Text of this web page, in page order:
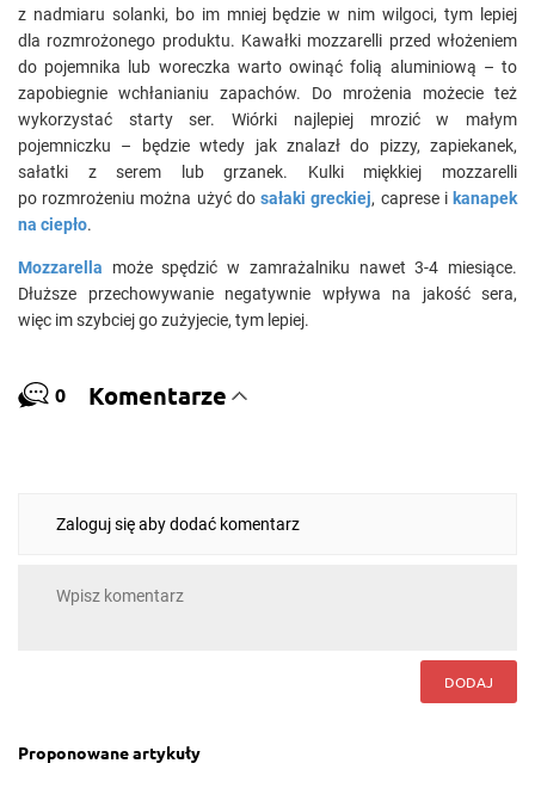
z nadmiaru solanki, bo im mniej będzie w nim wilgoci, tym lepiej
dla rozmrożonego produktu. Kawałki mozzarelli przed włożeniem
do pojemnika lub woreczka warto owinąć folią aluminiową – to
zapobiegnie wchłanianiu zapachów. Do mrożenia możecie też
wykorzystać starty ser. Wiórki najlepiej mrozić w małym
pojemniczku – będzie wtedy jak znalazł do pizzy, zapiekanek,
sałatki z serem lub grzanek. Kulki miękkiej mozzarelli
po rozmrożeniu można użyć dosałaki greckiej, caprese i kanapek
na ciepło.
Mozzarella może spędzić w zamrażalniku nawet 3-4 miesiące.
Dłuższe przechowywanie negatywnie wpływa na jakość sera,
więc im szybciej go zużyjecie, tym lepiej.
0 Komentarze
Zaloguj się aby dodać komentarz
DODAJ
Proponowane artykuły